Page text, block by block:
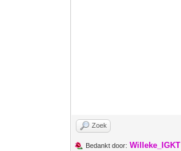
Zoek
Bedankt door: Willeke_IGKT